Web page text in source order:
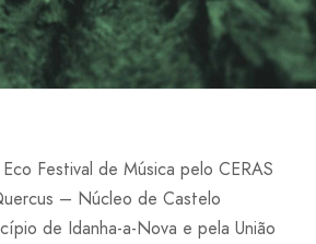
Festival de Música pelo CERAS
– Núcleo de Castelo
de Idanha-a-Nova e pela União